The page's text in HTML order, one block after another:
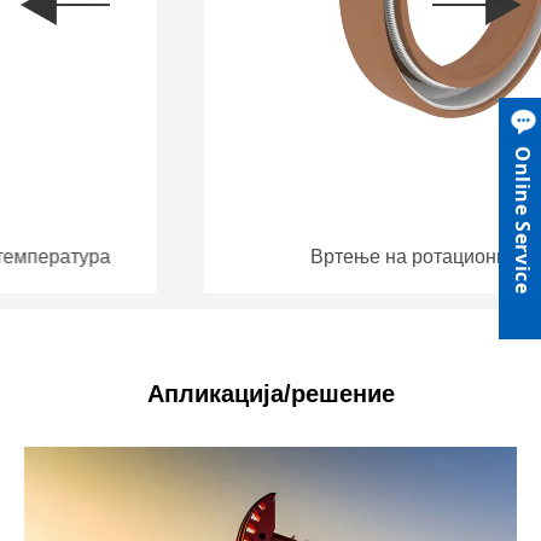
спецификации на заптивки според потребите на
клиентите за да ги задоволат потребите на различни
услови за работа. Со професионална техничка
поддршка и целосен систем за услуги по продажбата,
Вртење на ротациони заптивки
Апликација/решение
Online Service